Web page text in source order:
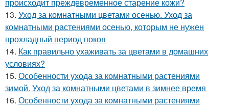
13. Уход за комнатными цветами осенью. Уход за
комнатными растениями осенью, которым не нужен
прохладный период покоя
14. Как правильно ухаживать за цветами в домашних
условиях?
15. Особенности ухода за комнатными растениями
зимой. Уход за комнатными цветами в зимнее время
16. Особенности ухода за комнатными растениями